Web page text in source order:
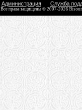
Администрация Служба
Все права защищены © 2007-2026